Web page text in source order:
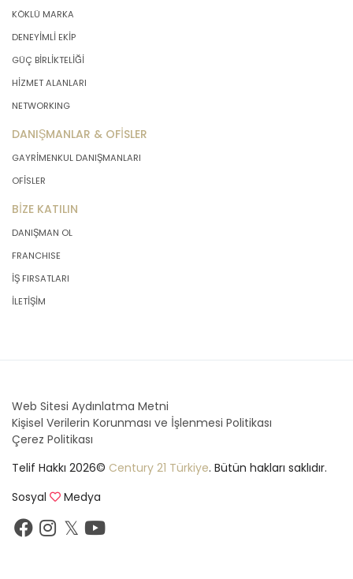
KÖKLÜ MARKA
DENEYİMLİ EKİP
GÜÇ BİRLİKTELİĞİ
HİZMET ALANLARI
NETWORKING
DANIŞMANLAR & OFİSLER
GAYRİMENKUL DANIŞMANLARI
OFİSLER
BİZE KATILIN
DANIŞMAN OL
FRANCHISE
İŞ FIRSATLARI
İLETİŞİM
Web Sitesi Aydınlatma Metni
Kişisel Verilerin Korunması ve İşlenmesi Politikası
Çerez Politikası
Telif Hakkı 2026© Century 21 Türkiye. Bütün hakları saklıdır.
Sosyal
Medya